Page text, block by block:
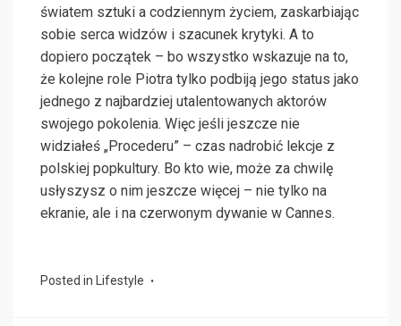
światem sztuki a codziennym życiem, zaskarbiając
sobie serca widzów i szacunek krytyki. A to
dopiero początek – bo wszystko wskazuje na to,
że kolejne role Piotra tylko podbiją jego status jako
jednego z najbardziej utalentowanych aktorów
swojego pokolenia. Więc jeśli jeszcze nie
widziałeś „Procederu” – czas nadrobić lekcje z
polskiej popkultury. Bo kto wie, może za chwilę
usłyszysz o nim jeszcze więcej – nie tylko na
ekranie, ale i na czerwonym dywanie w Cannes.
Posted in Lifestyle